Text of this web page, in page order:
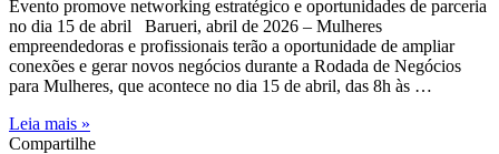
Evento promove networking estratégico e oportunidades de parceria
no dia 15 de abril Barueri, abril de 2026 – Mulheres
empreendedoras e profissionais terão a oportunidade de ampliar
conexões e gerar novos negócios durante a Rodada de Negócios
para Mulheres, que acontece no dia 15 de abril, das 8h às …
Leia mais »
Compartilhe